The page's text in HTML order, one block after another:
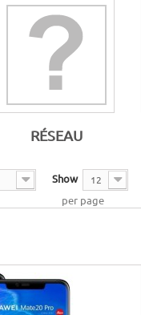
RÉSEAU
Show 12
per page